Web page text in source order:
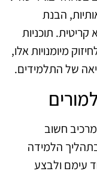
הבנת
קריטית. תוכניות
מיומנויות אלו,
של התלמידים.
מרכיב חשוב
הלמידה
עימם ולבצע